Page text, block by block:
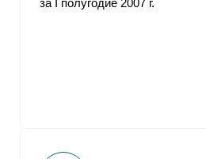
за I полугодие 2007 г.